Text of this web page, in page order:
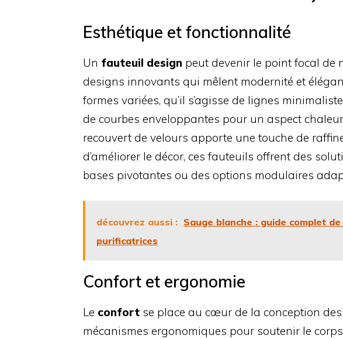
Esthétique et fonctionnalité
Un fauteuil design peut devenir le point focal de
designs innovants qui mêlent modernité et
formes variées, qu’il s’agisse de lignes
de courbes enveloppantes pour un aspect
recouvert de velours apporte une touche de
d’améliorer le décor, ces fauteuils offrent des
bases pivotantes ou des options modulaires
découvrez aussi : Sauge blanche : guide complet
purificatrices
Confort et ergonomie
Le confort se place au cœur de la conception
mécanismes ergonomiques pour soutenir le